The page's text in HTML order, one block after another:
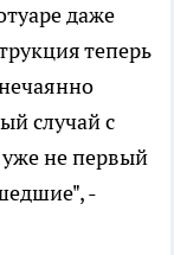
даже
теперь
случай с
не первый
-